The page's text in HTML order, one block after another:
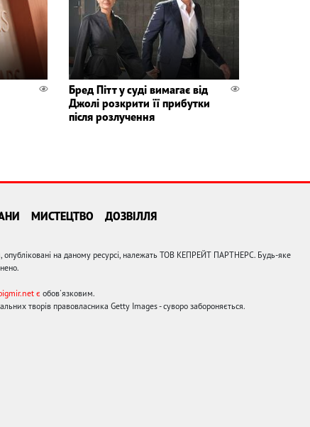
Бред Пітт у суді вимагає від
Джолі розкрити її прибутки
після розлучення
МИСТЕЦТВО ДОЗВІЛЛЯ
на даному ресурсі, належать ТОВ КЕПРЕЙТ ПАРТНЕРС. Будь-яке
є обов'язковим.
творів правовласника Getty Images - суворо забороняється.